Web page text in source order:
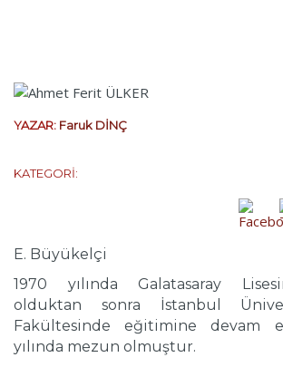
YAZAR: Faruk DİNÇ
KATEGORİ:
E. Büyükelçi
1970 yılında Galatasaray
olduktan sonra İstanbul
Fakültesinde eğitimine devam
yılında mezun olmuştur.